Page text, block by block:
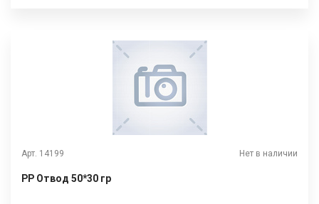
Арт. 14199 Нет в наличии
РР Отвод 50*30 гр